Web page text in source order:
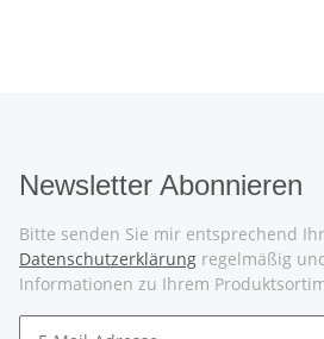
Newsletter Abonnieren
Bitte senden Sie mir entsprechend
Datenschutzerklärung regelmäßig
Informationen zu Ihrem